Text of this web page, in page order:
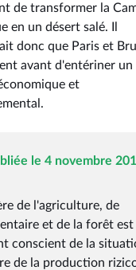
de transformer la
en un désert salé. Il
donc que Paris et
avant d'entériner un
et
le 4 novembre
de l'agriculture, de
et de la forêt est
conscient de la
de la production